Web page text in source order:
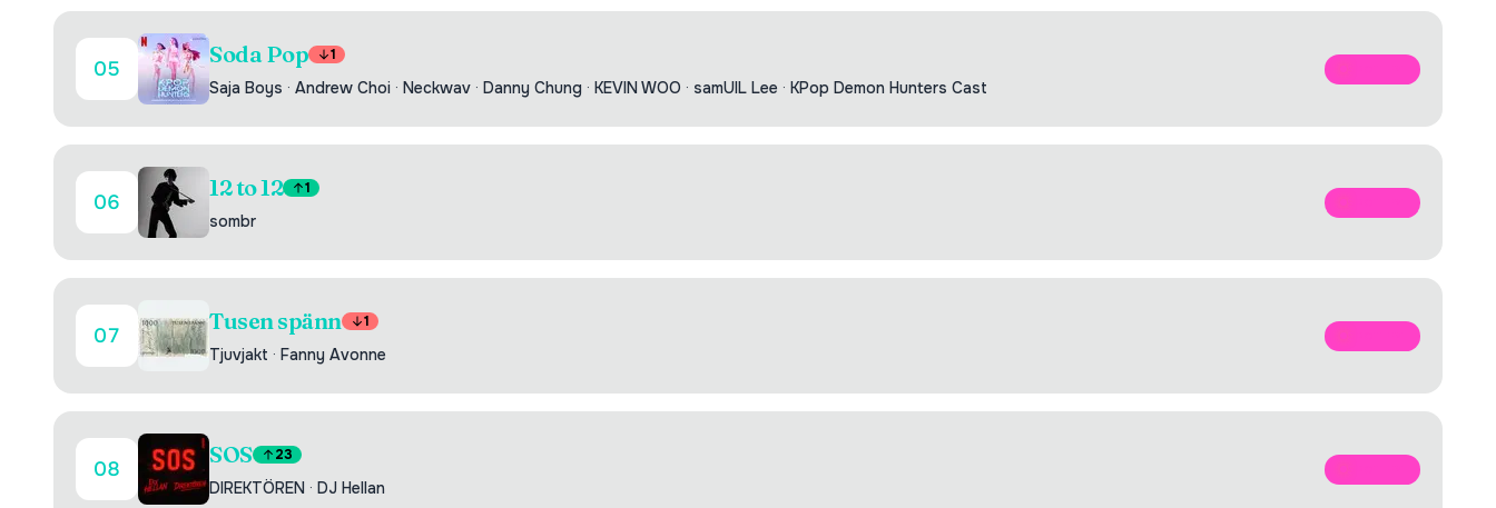
05
Soda Pop 1
Saja Boys · Andrew Choi · Neckwav · Danny Chung · KEVIN WOO · samUIL Lee · KPop Demon Hunters Cast
06
12 to 12 1
sombr
07
Tusen spänn 1
Tjuvjakt · Fanny Avonne
08
SOS 23
DIREKTÖREN · DJ Hellan